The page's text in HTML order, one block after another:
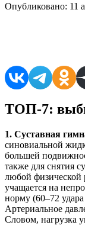
Опубликовано: 11
ТОП-7:
1. Суставная
синовиальной
большей
также для снятия
любой физической
учащается на
норму (60–72
Артериальное
Словом, нагрузка